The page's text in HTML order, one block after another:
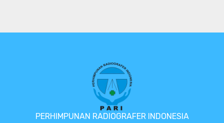
PERHIMPUNAN RADIOGRAFER INDONESIA